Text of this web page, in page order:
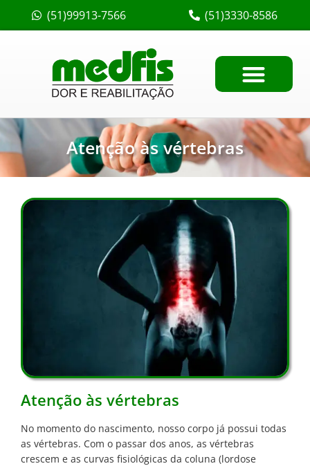
(51)99913-7566 (51)3330-8586
Atenção às vértebras
Atenção às vértebras
No momento do nascimento, nosso corpo já possui todas
as vértebras. Com o passar dos anos, as vértebras
crescem e as curvas fisiológicas da coluna (lordose